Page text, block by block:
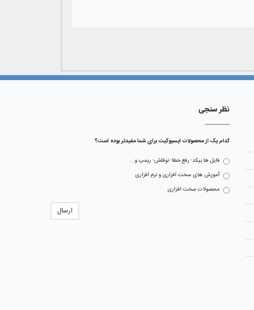
نظر سنجی
کدام یک از محصولات ایسیوکیت برای شما مفیدتر بوده است؟
فایل ها بیکد- رفع خطا- نوفلش- ریمپ و...
آموزش های سخت افزاری و نرم افزاری
محصولات سخت افزاری
ارسال